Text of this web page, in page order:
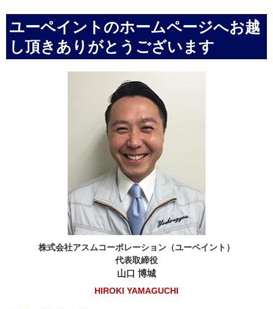
ユーペイントのホームページへお越
し頂きありがとうございます
株式会社アスムコーポレーション（ユーペイント）
代表取締役
山口 博城
HIROKI YAMAGUCHI